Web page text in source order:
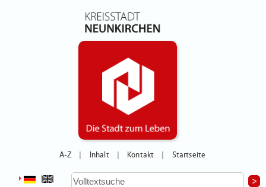
A-Z Inhalt Kontakt Startseite